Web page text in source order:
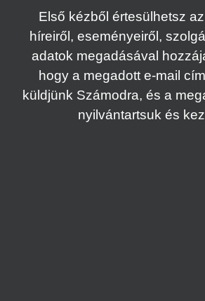
Első kézből értesülhetsz
híreiről, eseményeiről,
adatok megadásával
hogy a megadott e-mail
küldjünk Számodra, és a
nyilvántartsuk és